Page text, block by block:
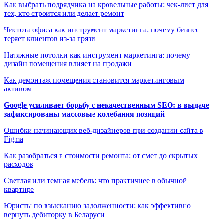
Как выбрать подрядчика на кровельные работы: чек-лист для
тех, кто строится или делает ремонт
Чистота офиса как инструмент маркетинга: почему бизнес
теряет клиентов из-за грязи
Натяжные потолки как инструмент маркетинга: почему
дизайн помещения влияет на продажи
Как демонтаж помещения становится маркетинговым
активом
Google усиливает борьбу с некачественным SEO: в выдаче
зафиксированы массовые колебания позиций
Ошибки начинающих веб-дизайнеров при создании сайта в
Figma
Как разобраться в стоимости ремонта: от смет до скрытых
расходов
Светлая или темная мебель: что практичнее в обычной
квартире
Юристы по взысканию задолженности: как эффективно
вернуть дебиторку в Беларуси